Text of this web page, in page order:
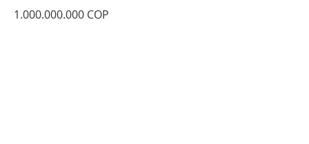
1.000.000.000 COP